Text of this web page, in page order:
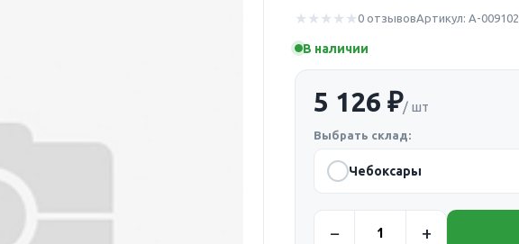
0 отзывовАртикул: А-009102
В наличии
5 126 ₽/ шт
Выбрать склад:
Чебоксары